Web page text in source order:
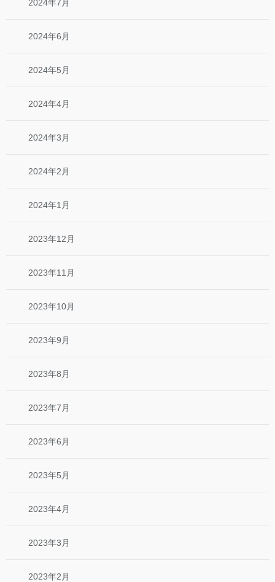
2024年7月
2024年6月
2024年5月
2024年4月
2024年3月
2024年2月
2024年1月
2023年12月
2023年11月
2023年10月
2023年9月
2023年8月
2023年7月
2023年6月
2023年5月
2023年4月
2023年3月
2023年2月